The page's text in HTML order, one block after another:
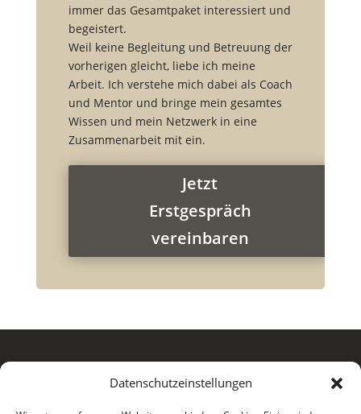
Datenschutzeinstellungen
immer das Gesamtpaket interessiert und
begeistert.
Weil keine Begleitung und Betreuung der
vorherigen gleicht, liebe ich meine
Arbeit. Ich verstehe mich dabei als Coach
und Mentor und bringe mein gesamtes
Wissen und mein Netzwerk in eine
Zusammenarbeit mit ein.
Jetzt
Erstgespräch
vereinbaren